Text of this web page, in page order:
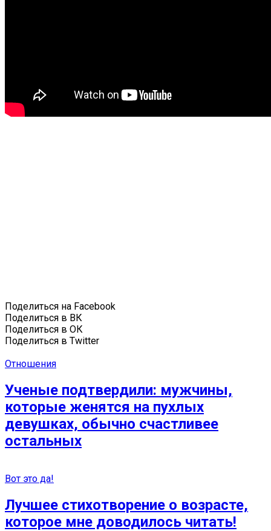
Поделиться на Facebook
Поделиться в ВК
Поделиться в ОК
Поделиться в Twitter
Отношения
Ученые подтвердили: мужчины,
которые женятся на пухлых
девушках, обычно счастливее
остальных
Вот это да!
Лучшее стихотворение о возрасте,
которое мне доводилось читать!